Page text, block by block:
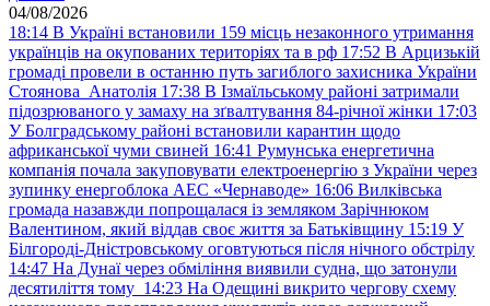
04/08/2026
18:14 В Україні встановили 159 місць незаконного утримання
українців на окупованих територіях та в рф 17:52 В Арцизькій
громаді провели в останню путь загиблого захисника України
Стоянова Анатолія 17:38 В Ізмаїльському районі затримали
підозрюваного у замаху на зґвалтування 84-річної жінки 17:03
У Болградському районі встановили карантин щодо
африканської чуми свиней 16:41 Румунська енергетична
компанія почала закуповувати електроенергію з України через
зупинку енергоблока АЕС «Чернаводе» 16:06 Вилківська
громада назавжди попрощалася із земляком Зарічнюком
Валентином, який віддав своє життя за Батьківщину 15:19 У
Білгороді-Дністровському оговтуються після нічного обстрілу
14:47 На Дунаї через обміління виявили судна, що затонули
десятиліття тому 14:23 На Одещині викрито чергову схему